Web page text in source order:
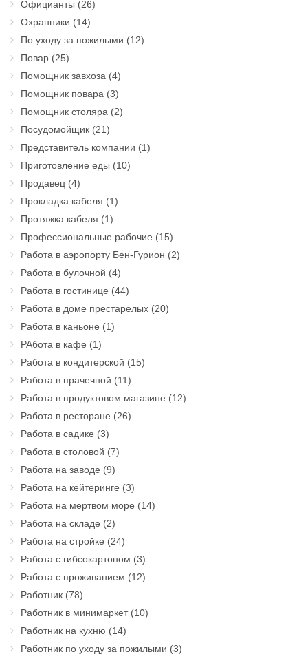
Официанты (26)
Охранники (14)
По уходу за пожилыми (12)
Повар (25)
Помощник завхоза (4)
Помощник повара (3)
Помощник столяра (2)
Посудомойщик (21)
Представитель компании (1)
Приготовление еды (10)
Продавец (4)
Прокладка кабеля (1)
Протяжка кабеля (1)
Профессиональные рабочие (15)
Работа в аэропорту Бен-Гурион (2)
Работа в булочной (4)
Работа в гостинице (44)
Работа в доме престарелых (20)
Работа в каньоне (1)
РАбота в кафе (1)
Работа в кондитерской (15)
Работа в прачечной (11)
Работа в продуктовом магазине (12)
Работа в ресторане (26)
Работа в садике (3)
Работа в столовой (7)
Работа на заводе (9)
Работа на кейтеринге (3)
Работа на мертвом море (14)
Работа на складе (2)
Работа на стройке (24)
Работа с гибсокартоном (3)
Работа с проживанием (12)
Работник (78)
Работник в минимаркет(10)
Работник на кухню (14)
Работник по уходу за пожилыми (3)